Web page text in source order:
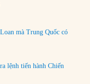
mà Trung Quốc có
lệnh tiến hành Chiến